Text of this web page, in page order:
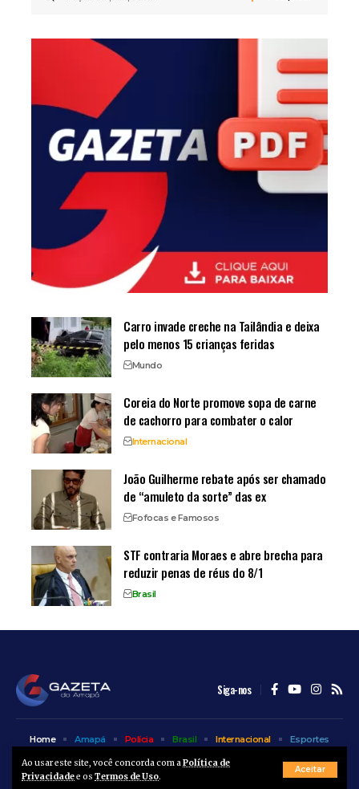
Ao usar este site, você concorda com aPolítica de
Privacidadee os Termos de Uso.
Aceitar
Carro invade creche na Tailândia e deixa
pelo menos 15 crianças feridas
Mundo
Coreia do Norte promove sopa de carne
de cachorro para combater o calor
Internacional
João Guilherme rebate após ser chamado
de “amuleto da sorte” das ex
Fofocas e Famosos
STF contraria Moraes e abre brecha para
reduzir penas de réus do 8/1
Brasil
Siga-nos
© A Gazeta do Amapá - 2025. Todos os direitos reservados.
Home Amapá Polícia Brasil Internacional
Esportes
Entretenimento